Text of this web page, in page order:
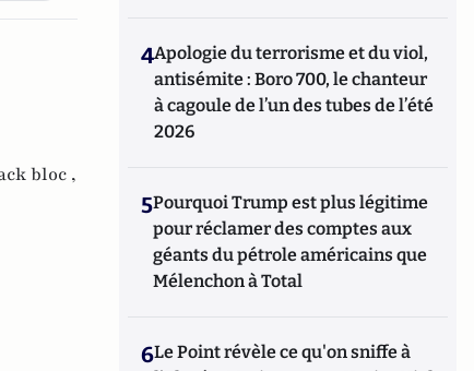
bloc ,
4Apologie du terrorisme et du viol,
antisémite : Boro 700, le chanteur
à cagoule de l’un des tubes de l’été
2026
5Pourquoi Trump est plus légitime
pour réclamer des comptes aux
géants du pétrole américains que
Mélenchon à Total
6Le Point révèle ce qu'on sniffe à